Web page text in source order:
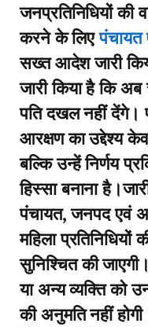
जनप्रतिनिधियों की
करने के लिएपंचायत
सख्त आदेश जारी
जारी किया है कि
पति दखल नहीं देंगे।
आरक्षण का उद्देश्य
बल्कि उन्हें निर्णय
हिस्सा बनाना
पंचायत, जनपद एवं
महिला प्रतिनिधियों
सुनिश्चित की
या अन्य व्यक्ति को
की अनुमति नहीं